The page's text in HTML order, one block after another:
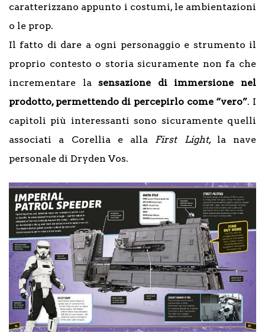
caratterizzano appunto i costumi, le ambientazioni
o le prop.
Il fatto di dare a ogni personaggio e strumento il
proprio contesto o storia sicuramente non fa che
incrementare lasensazione di immersione nel
prodotto, permettendo di percepirlo come “vero”. I
capitoli più interessanti sono sicuramente quelli
associati a Corellia e alla First Light, la nave
personale di Dryden Vos.